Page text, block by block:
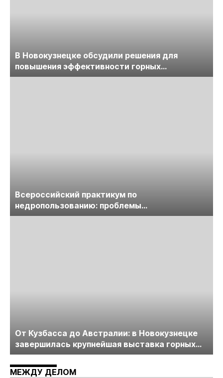
В Новокузнецке обсудили решения для
повышения эффективности горных
предприятий
Всероссийский практикум по
недропользованию: проблемы
лицензирования, цифровизации, экспертизы
От Кузбасса до Австралии: в Новокузнецке
завершилась крупнейшая выставка горных
технологий «Недра России. Уголь России и
Майнинг»
МЕЖДУ ДЕЛОМ